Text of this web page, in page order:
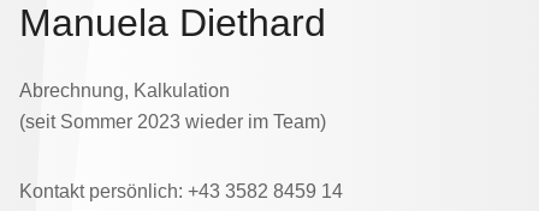
Manuela Diethard
Abrechnung, Kalkulation
(seit Sommer 2023 wieder im Team)
Kontakt persönlich: +43 3582 8459 14